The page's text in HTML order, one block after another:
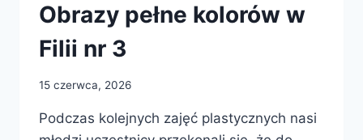
Obrazy pełne kolorów w
Filii nr 3
15 czerwca, 2026
Podczas kolejnych zajęć plastycznych nasi